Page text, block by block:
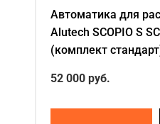
Автоматика для
Alutech SCOPIO S
(комплект
52 000 руб.